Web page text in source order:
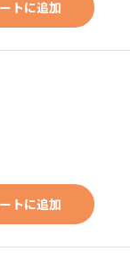
トに追加
トに追加